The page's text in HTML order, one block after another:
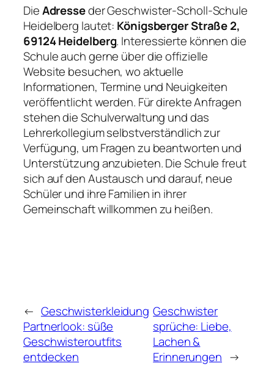
DieAdresseder Geschwister-Scholl-Schule
Heidelberg lautet: Königsberger Straße 2,
69124 Heidelberg. Interessierte können die
Schule auch gerne über die offizielle
Website besuchen, wo aktuelle
Informationen, Termine und Neuigkeiten
veröffentlicht werden. Für direkte Anfragen
stehen die Schulverwaltung und das
Lehrerkollegium selbstverständlich zur
Verfügung, um Fragen zu beantworten und
Unterstützung anzubieten. Die Schule freut
sich auf den Austausch und darauf, neue
Schüler und ihre Familien in ihrer
Gemeinschaft willkommen zu heißen.
← Geschwisterkleidung
Partnerlook: süße
Geschwisteroutfits
entdecken
Geschwister
sprüche: Liebe,
Lachen &
Erinnerungen →